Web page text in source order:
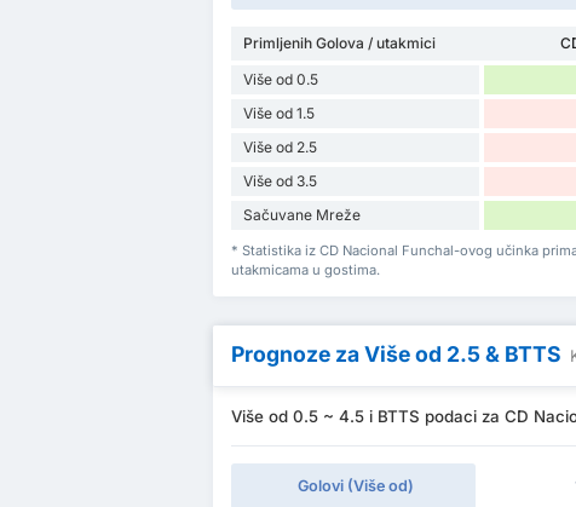
Primljenih Golova / utakmici
Više od 0.5
Više od 1.5
Više od 2.5
Više od 3.5
Sačuvane Mreže
* Statistika iz CD Nacional Funchal-ovog učinka
utakmicama u gostima.
Prognoze za Više od 2.5 & BTTS
Više od 0.5 ~ 4.5 i BTTS podaci za CD
Golovi (Više od)